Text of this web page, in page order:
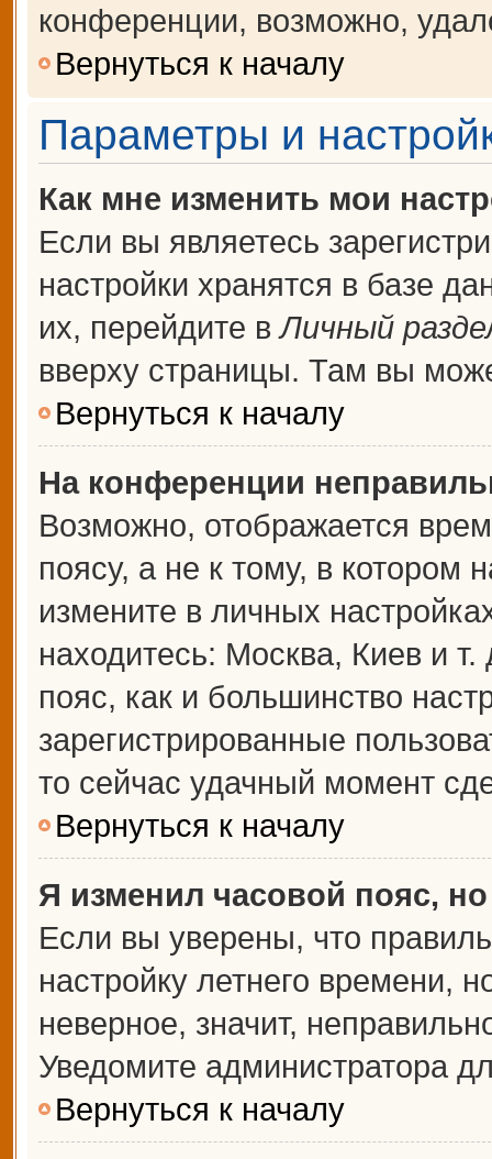
конференции, возможно,
Вернуться к началу
Параметры и
Как мне изменить мои
Если вы являетесь
настройки хранятся в базе
их, перейдите вЛичный
вверху страницы. Там вы
Вернуться к началу
На конференции
Возможно, отображается
поясу, а не к тому, в котором
измените в личных
находитесь: Москва, Киев и
пояс, как и большинство
зарегистрированные
то сейчас удачный момент
Вернуться к началу
Я изменил часовой пояс,
Если вы уверены, что
настройку летнего времени,
неверное, значит,
Уведомите администратора
Вернуться к началу